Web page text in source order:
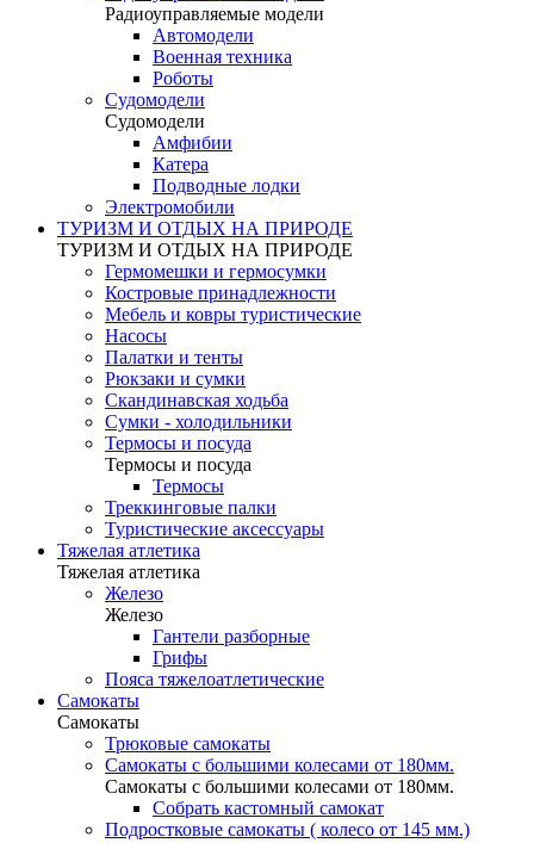
Радиоуправляемые модели
Автомодели
Военная техника
Роботы
Судомодели
Судомодели
Амфибии
Катера
Подводные лодки
Электромобили
ТУРИЗМ И ОТДЫХ НА ПРИРОДЕ
ТУРИЗМ И ОТДЫХ НА ПРИРОДЕ
Гермомешки и гермосумки
Костровые принадлежности
Мебель и ковры туристические
Насосы
Палатки и тенты
Рюкзаки и сумки
Скандинавская ходьба
Сумки - холодильники
Термосы и посуда
Термосы и посуда
Термосы
Треккинговые палки
Туристические аксессуары
Тяжелая атлетика
Тяжелая атлетика
Железо
Железо
Гантели разборные
Грифы
Пояса тяжелоатлетические
Самокаты
Самокаты
Трюковые самокаты
Самокаты с большими колесами от 180мм.
Самокаты с большими колесами от 180мм.
Собрать кастомный самокат
Подростковые самокаты ( колесо от 145 мм.)